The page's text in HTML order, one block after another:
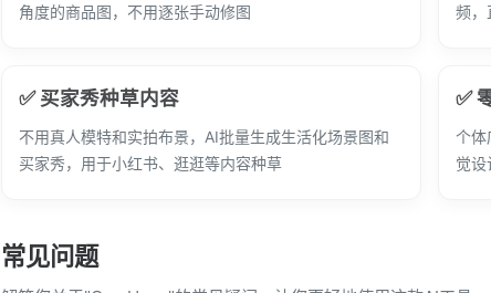
角度的商品图，不用逐张手动修图
频，
✅ 买家秀种草内容
不用真人模特和实拍布景，AI批量生成生活化场景图和
买家秀，用于小红书、逛逛等内容种草
✅
个体
觉
常见问题